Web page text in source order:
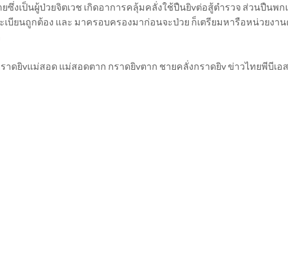
ยซึ่งเป็นผู้ป่วยจิตเวช เกิดอาการคลุ้มคลั่งใช้ปืนยิvต่อสู้ตำรวจ ส่วนปืนพ
เบียนถูกต้อง และ มาครอบครองมาก่อนจะป่วย ก็เตรียมหารือหน่วยงาน
าดยิvแม่สอด แม่สอดตาก กราดยิvตาก ชายคลั่งกราดยิv ข่าวไทยพีบีเอส